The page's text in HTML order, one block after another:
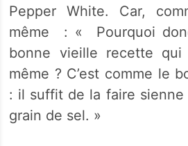
Pepper White. Car,
même : « Pourquoi
bonne vieille recette
même ? C’est comme le
: il suffit de la faire
grain de sel. »